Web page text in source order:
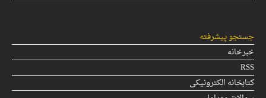
جستجو پیشرفته
خبرخانه
RSS
کتابخانه الکترونیکی